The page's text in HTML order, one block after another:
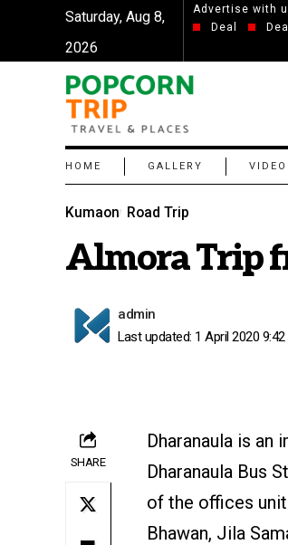
Saturday, Aug 8,
2026
Advertise with
Deal
Deal
HOME GALLERY
Kumaon Road Trip
Almora Trip
Last updated: 1 April 2020
admin
SHARE
Dharanaula is
Dharanaula Bus
of the offices
Bhawan, Jila